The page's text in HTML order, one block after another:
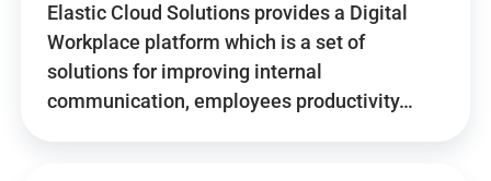
Elastic Cloud Solutions provides a Digital
Workplace platform which is a set of
solutions for improving internal
communication, employees productivity…